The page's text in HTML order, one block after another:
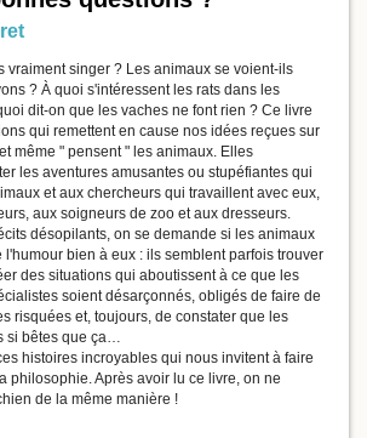
vraiment singer ? Les animaux se voient-ils
? À quoi s'intéressent les rats dans les
dit-on que les vaches ne font rien ? Ce livre
qui remettent en cause nos idées reçues sur
même " pensent " les animaux. Elles
les aventures amusantes ou stupéfiantes qui
et aux chercheurs qui travaillent avec eux,
aux soigneurs de zoo et aux dresseurs.
désopilants, on se demande si les animaux
l'humour bien à eux : ils semblent parfois trouver
des situations qui aboutissent à ce que les
soient désarçonnés, obligés de faire de
risquées et, toujours, de constater que les
si bêtes que ça…
histoires incroyables qui nous invitent à faire
philosophie. Après avoir lu ce livre, on ne
de la même manière !